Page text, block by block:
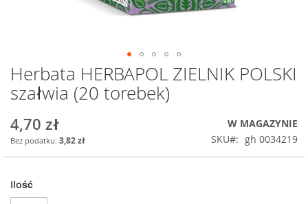
Przejdź
na
początek
Herbata HERBAPOL ZIELNIK POLSKI
szałwia (20 torebek)
4,70 zł
3,82 zł
W MAGAZYNIE
SKU
gh 0034219
Ilość